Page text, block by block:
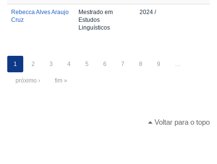
Rebecca Alves Araujo
Cruz
Mestrado em
Estudos
Linguísticos
2024 /
1 2 3 4 5 6 7 8 9
próximo › fim »
Voltar para o topo